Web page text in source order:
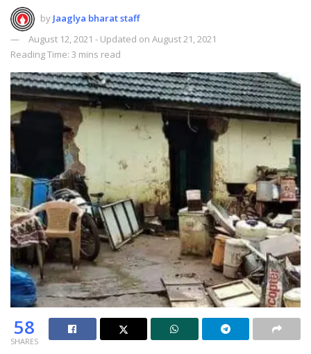
by Jaaglya bharat staff
August 12, 2021 - Updated on August 21, 2021
Reading Time: 3 mins read
58
SHARES